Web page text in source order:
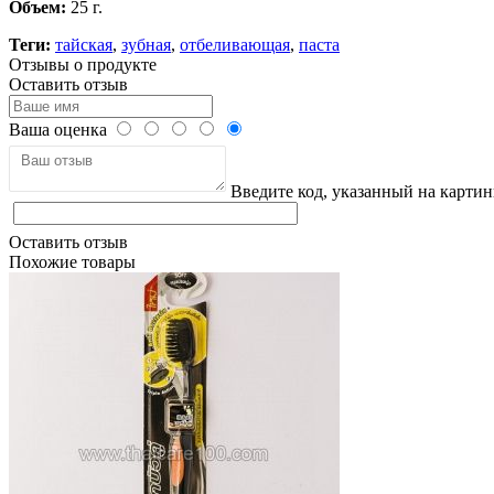
Объем: 25 г.
Теги: тайская, зубная, отбеливающая, паста
Отзывы о продукте
Оставить отзыв
Ваша оценка
Введите код, указанный на
Оставить отзыв
Похожие товары